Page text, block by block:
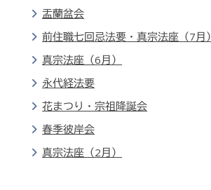
盂蘭盆会
前住職七回忌法要・真宗法座（7月）
真宗法座（6月）
永代経法要
花まつり・宗祖降誕会
春季彼岸会
真宗法座（2月）